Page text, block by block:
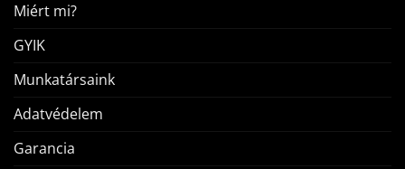
Miért mi?
GYIK
Munkatársaink
Adatvédelem
Garancia